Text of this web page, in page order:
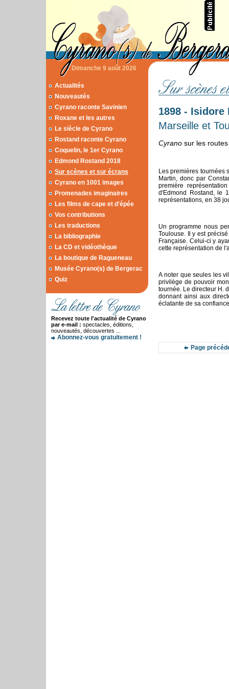
Dimanche 9 août 2026
Actualités
Nouveautés
Cyrano raconte Savinien
Roxane et les autres
Le siècle de Cyrano
Rostand raconte Cyrano
Coquelin, le 1er Cyrano
Edmond Rostand 2018
Sur scènes et sur écrans
Cyrano en 1001 images
Promenades imaginaires
Les films de cape et d'épée
Vos contributions
Les traductions
La bibliographie
La CD et vidéothèque
La boutique de Ragueneau
Musée Cyrano(s) de Bergerac
Quiz
Recevez toute l'actualité de Cyrano
par e-mail : spectacles, éditions,
nouveautés, découvertes ...
Abonnez-vous gratuitement !
1898 - Isidore
Marseille et
Cyrano sur les
Les premières tournées
Martin, donc par
première
d'Edmond Rostand, le
représentations, en 38
Un programme nous
Toulouse. Il y est
Française. Celui-ci y
cette représentation de
A noter que seules les
privilège de pouvoir
tournée. Le directeur H.
donnant ainsi aux
éclatante de sa
Page